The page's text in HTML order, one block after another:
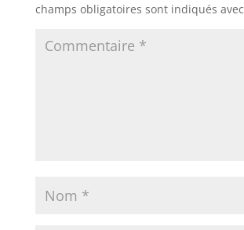
champs obligatoires sont indiqués avec